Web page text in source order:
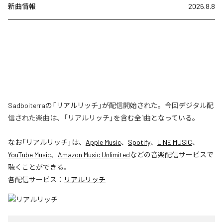
新曲情報 2026.8.8
Sadboiterraの「リアルリッチ」が配信開始された。今回デジタル配
信された楽曲は、「リアルリッチ」を含む全1曲となっている。
なお「リアルリッチ 」は、 Apple Music、 Spotify、 LINE MUSIC、
YouTube Music、 Amazon Music Unlimitedなどの音楽配信サービスで
聴くことができる。
各配信サービス： リアルリッチ